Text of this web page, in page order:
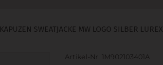
KAPUZEN SWEATJACKE MW LOGO SILBER LUREX
Artikel-Nr. 1M902103401A